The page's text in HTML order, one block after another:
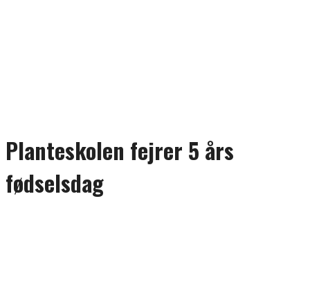
Planteskolen fejrer 5 års
fødselsdag